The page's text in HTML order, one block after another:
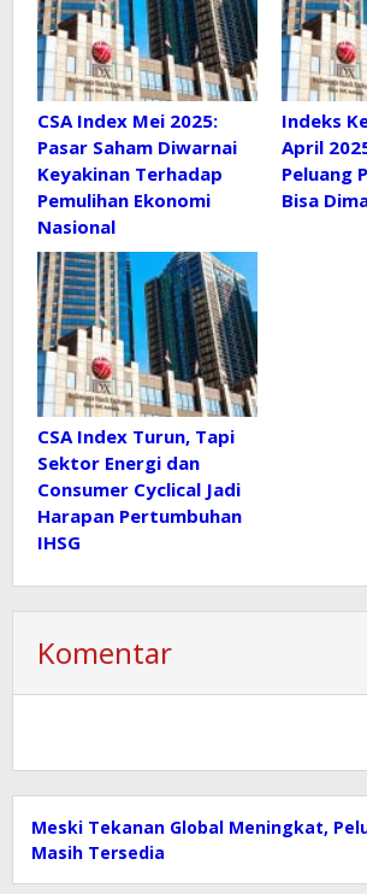
CSA Index Mei 2025:
Pasar Saham Diwarnai
Keyakinan Terhadap
Pemulihan Ekonomi
Nasional
Indeks
April
Peluang
Bisa
CSA Index Turun, Tapi
Sektor Energi dan
Consumer Cyclical Jadi
Harapan Pertumbuhan
IHSG
Komentar
Meski Tekanan Global Meningkat,
Masih Tersedia